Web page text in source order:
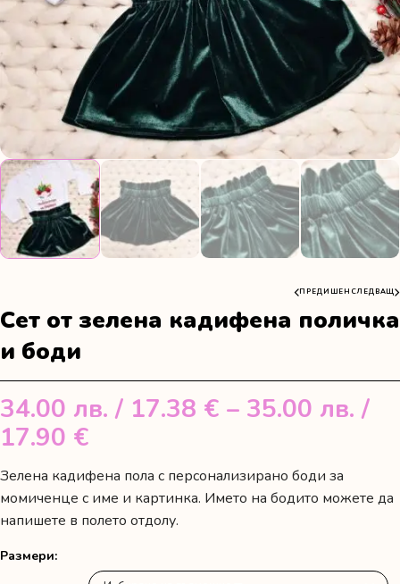
ПРЕДИШЕН СЛЕДВАЩ
Сет от зелена кадифена поличка
и боди
34.00 лв. / 17.38 € – 35.00 лв. /
17.90 €
range:
34.00 лв.
/
Зелена кадифена пола с персонализирано боди за
момиченце с име и картинка. Името на бодито можете да
напишете в полето отдолу.
Размери